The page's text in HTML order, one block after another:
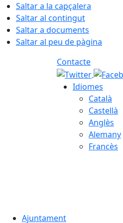
Saltar a la capçalera
Saltar al contingut
Saltar a documents
Saltar al peu de pàgina
Contacte
Idiomes
Català
Castellà
Anglès
Alemany
Francès
Ajuntament